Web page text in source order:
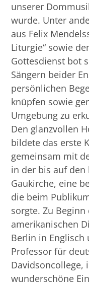
unserer
wurde. Unter
aus Felix
Liturgie“ sowie
Gottesdienst bot
Sängern beider
persönlichen
knüpfen sowie
Umgebung zu
Den glanzvollen
bildete das erste
gemeinsam mit
in der bis auf den
Gaukirche, eine
die beim
sorgte. Zu
amerikanischen
Berlin in Englisch
Professor für
Davidsoncollege,
wunderschöne